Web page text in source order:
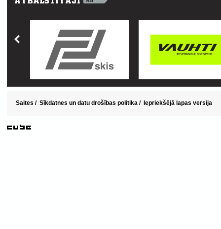
Saites / Sīkdatnes un datu drošības politika / Iepriekšējā lapas versija